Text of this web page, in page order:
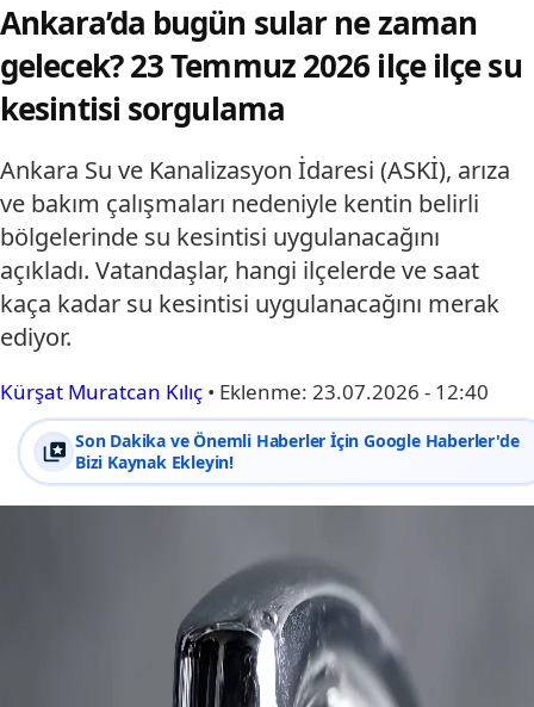
Ankara’da bugün sular ne zaman
gelecek? 23 Temmuz 2026 ilçe ilçe su
kesintisi sorgulama
Ankara Su ve Kanalizasyon İdaresi (ASKİ), arıza
ve bakım çalışmaları nedeniyle kentin belirli
bölgelerinde su kesintisi uygulanacağını
açıkladı. Vatandaşlar, hangi ilçelerde ve saat
kaça kadar su kesintisi uygulanacağını merak
ediyor.
Kürşat Muratcan Kılıç • Eklenme: 23.07.2026 - 12:40
Son Dakika ve Önemli Haberler İçin Google Haberler'de
Bizi Kaynak Ekleyin!